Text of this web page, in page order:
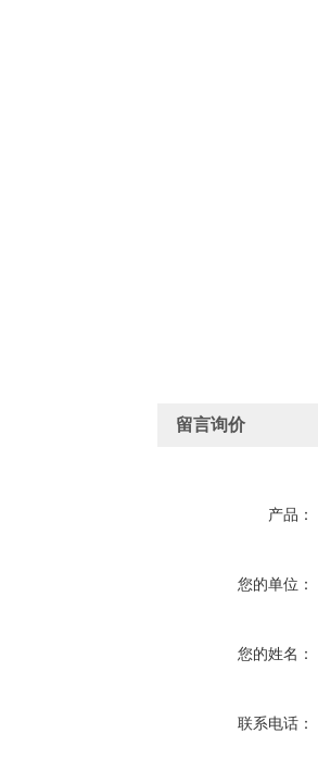
留言询价
产品：
您的单位：
您的姓名：
联系电话：